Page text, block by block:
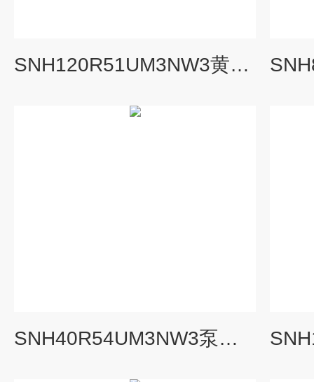
SNH120R51UM3NW3黄山螺杆泵黄山螺杆泵代理
SNH40R54UM3NW3泵三螺杆泵